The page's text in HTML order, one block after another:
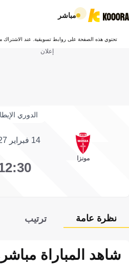
مباشر
تحتوي هذه الصفحة على روابط تسويقية. عند الاشتراك
إعلان
الدوري
مونزا
14 فبراير 2027
نظرة عامة ترتيب
شاهد المباراة